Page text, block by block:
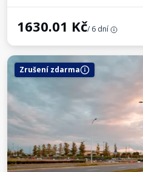
1630.01 Kč/ 6 dní
Zrušení zdarma